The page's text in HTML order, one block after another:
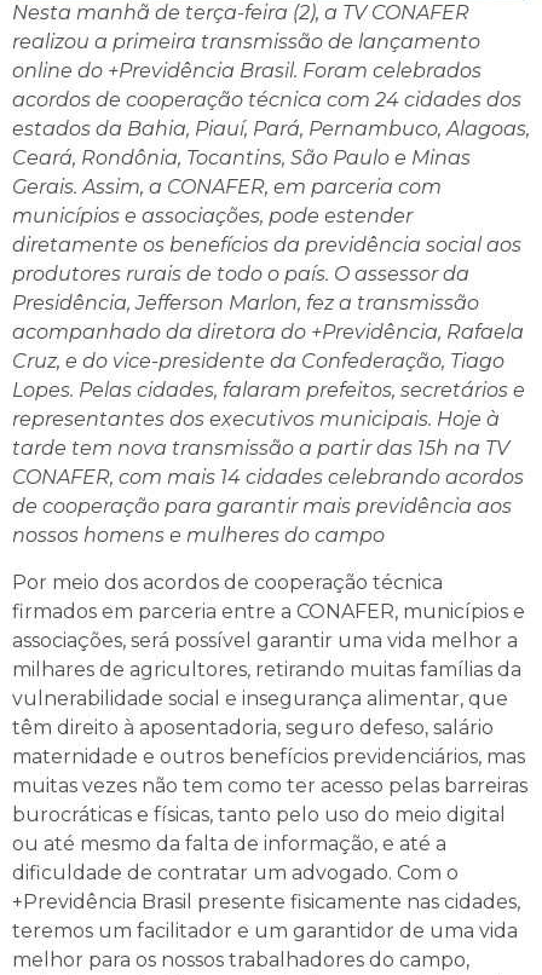
Nesta manhã de terça-feira (2), a TV CONAFER
realizou a primeira transmissão de lançamento
online do +Previdência Brasil. Foram celebrados
acordos de cooperação técnica com 24 cidades dos
estados da Bahia, Piauí, Pará, Pernambuco, Alagoas,
Ceará, Rondônia, Tocantins, São Paulo e Minas
Gerais. Assim, a CONAFER, em parceria com
municípios e associações, pode estender
diretamente os benefícios da previdência social aos
produtores rurais de todo o país. O assessor da
Presidência, Jefferson Marlon, fez a transmissão
acompanhado da diretora do +Previdência, Rafaela
Cruz, e do vice-presidente da Confederação, Tiago
Lopes. Pelas cidades, falaram prefeitos, secretários e
representantes dos executivos municipais. Hoje à
tarde tem nova transmissão a partir das 15h na TV
CONAFER, com mais 14 cidades celebrando acordos
de cooperação para garantir mais previdência aos
nossos homens e mulheres do campo
Por meio dos acordos de cooperação técnica
firmados em parceria entre a CONAFER, municípios e
associações, será possível garantir uma vida melhor a
milhares de agricultores, retirando muitas famílias da
vulnerabilidade social e insegurança alimentar, que
têm direito à aposentadoria, seguro defeso, salário
maternidade e outros benefícios previdenciários, mas
muitas vezes não tem como ter acesso pelas barreiras
burocráticas e físicas, tanto pelo uso do meio digital
ou até mesmo da falta de informação, e até a
dificuldade de contratar um advogado. Com o
+Previdência Brasil presente fisicamente nas cidades,
teremos um facilitador e um garantidor de uma vida
melhor para os nossos trabalhadores do campo,